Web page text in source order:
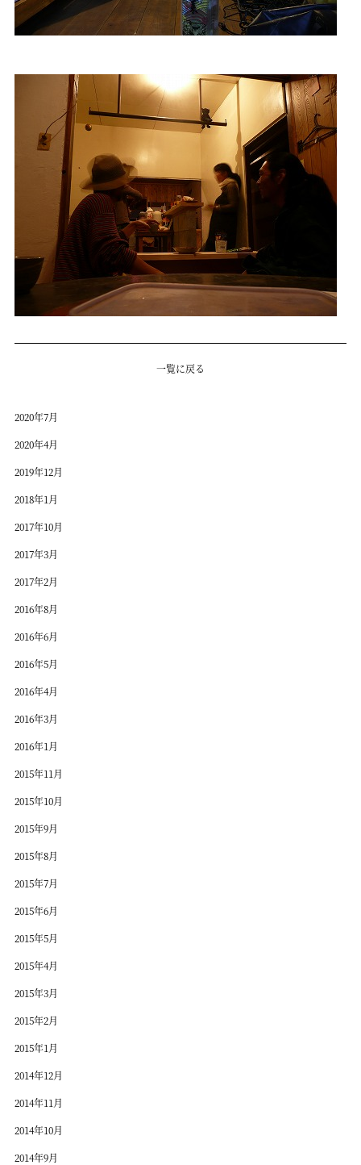
2020年7月
2020年4月
2019年12月
2018年1月
2017年10月
2017年3月
2017年2月
2016年8月
2016年6月
2016年5月
2016年4月
2016年3月
2016年1月
2015年11月
2015年10月
2015年9月
2015年8月
2015年7月
2015年6月
2015年5月
2015年4月
2015年3月
2015年2月
2015年1月
2014年12月
2014年11月
2014年10月
2014年9月
一覧に戻る